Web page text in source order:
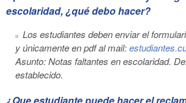
escolaridad, ¿qué debo hacer?
Los estudiantes deben enviar el
y únicamente en pdf al mail:
Asunto: Notas faltantes en escolaridad.
establecido.